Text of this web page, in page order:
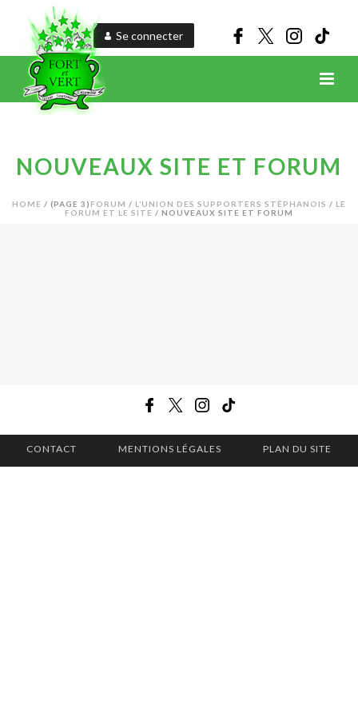
Se connecter
NOUVEAUX SITE ET FORUM
HOME / (PAGE 3) FORUM / L’UNION DES SUPPORTERS STÉPHANOIS / LE
FORUM ET LE SITE / NOUVEAUX SITE ET FORUM
CONTACT MENTIONS LÉGALES PLAN DU SITE